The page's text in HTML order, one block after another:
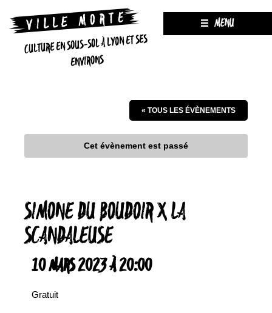
CULTURE EN SOUS-SOL À LYON ET SES
ENVIRONS
MENU
« TOUS LES ÉVÈNEMENTS
Cet évènement est passé
SIMONE DU BOUDOIR X LA
SCANDALEUSE
10 MARS 2023 À 20:00
Gratuit